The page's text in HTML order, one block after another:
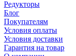
Редукторы
Блог
Покупателям
Условия оплаты
Условия доставки
Гарантия на товар